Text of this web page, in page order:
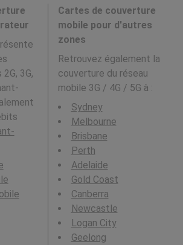
3G,
Cartes de couverture
mobile pour d'autres
zones
Retrouvez également la
couverture du réseau
mobile 3G / 4G / 5G à :
Sydney
Melbourne
Brisbane
Perth
Adelaide
Gold Coast
Canberra
Newcastle
Logan City
Geelong